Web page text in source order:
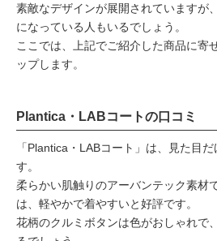
素敵なデザインが展開されていますが
になっている人もいるでしょう。
ここでは、上記でご紹介した商品に寄
ップします。
Plantica・LABコートの口コミ
「Plantica・LABコート」は、見た目
す。
柔らかい肌触りのアーバンテック素材
は、軽やかで着やすいと好評です。
花柄のクルミボタンは色がおしゃれで